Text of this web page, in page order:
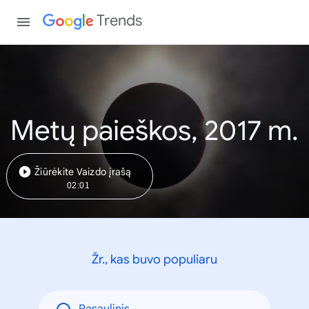
Trends
Metų paieškos, 2017 m.
Žiūrėkite Vaizdo įrašą
02:01
Žr., kas buvo populiaru